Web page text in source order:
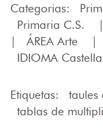
Categorias:
Primaria C.S.
|
|
ÁREA Arte |
IDIOMA
Etiquetas: taules
tablas de